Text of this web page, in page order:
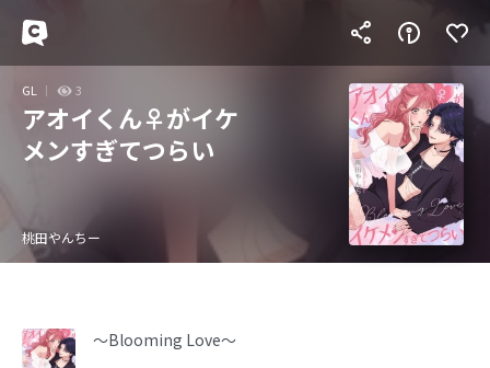
GL 3
アオイくん♀がイケ
メンすぎてつらい
桃田やんちー
～Blooming Love～